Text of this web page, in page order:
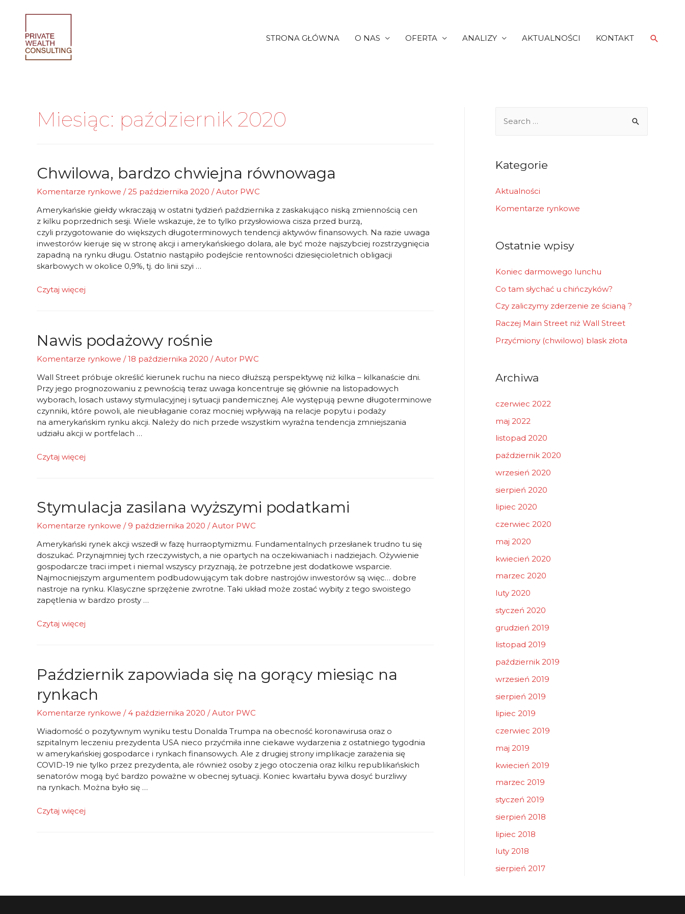
STRONA GŁÓWNA
O NAS OFERTA ANALIZY AKTUALNOŚCI KONTAKT Search
Miesiąc: październik 2020
Chwilowa, bardzo chwiejna równowaga
Komentarze rynkowe /25 października 2020 / Autor PWC
Amerykańskie giełdy wkraczają w ostatni tydzień października z zaskakująco niską zmiennością cen
z kilku poprzednich sesji. Wiele wskazuje, że to tylko przysłowiowa cisza przed burzą,
czyli przygotowanie do większych długoterminowych tendencji aktywów finansowych. Na razie uwaga
inwestorów kieruje się w stronę akcji i amerykańskiego dolara, ale być może najszybciej rozstrzygnięcia
zapadną na rynku długu. Ostatnio nastąpiło podejście rentowności dziesięcioletnich obligacji
skarbowych w okolice 0,9%, tj. do linii szyi …
Chwilowa,
Czytaj więcej
Nawis podażowy rośnie
Komentarze rynkowe /18 października 2020 / Autor PWC
Wall Street próbuje określić kierunek ruchu na nieco dłuższą perspektywę niż kilka – kilkanaście dni.
Przy jego prognozowaniu z pewnością teraz uwaga koncentruje się głównie na listopadowych
wyborach, losach ustawy stymulacyjnej i sytuacji pandemicznej. Ale występują pewne długoterminowe
czynniki, które powoli, ale nieubłaganie coraz mocniej wpływają na relacje popytu i podaży
na amerykańskim rynku akcji. Należy do nich przede wszystkim wyraźna tendencja zmniejszania
udziału akcji w portfelach …
Nawis
Czytaj więcej
Stymulacja zasilana wyższymi podatkami
Komentarze rynkowe / 9 października 2020 / Autor PWC
Amerykański rynek akcji wszedł w fazę hurraoptymizmu. Fundamentalnych przesłanek trudno tu się
doszukać. Przynajmniej tych rzeczywistych, a nie opartych na oczekiwaniach i nadziejach. Ożywienie
gospodarcze traci impet i niemal wszyscy przyznają, że potrzebne jest dodatkowe wsparcie.
Najmocniejszym argumentem podbudowującym tak dobre nastrojów inwestorów są więc… dobre
nastroje na rynku. Klasyczne sprzężenie zwrotne. Taki układ może zostać wybity z tego swoistego
zapętlenia w bardzo prosty …
Stymulacja
Czytaj więcej
Październik zapowiada się na gorący miesiąc na
rynkach
Komentarze rynkowe / 4 października 2020 / Autor PWC
Wiadomość o pozytywnym wyniku testu Donalda Trumpa na obecność koronawirusa oraz o
szpitalnym leczeniu prezydenta USA nieco przyćmiła inne ciekawe wydarzenia z ostatniego tygodnia
w amerykańskiej gospodarce i rynkach finansowych. Ale z drugiej strony implikacje zarażenia się
COVID-19 nie tylko przez prezydenta, ale również osoby z jego otoczenia oraz kilku republikańskich
senatorów mogą być bardzo poważne w obecnej sytuacji. Koniec kwartału bywa dosyć burzliwy
na rynkach. Można było się …
Październik
Czytaj więcej
r
h
f
Kategorie
Aktualności
Komentarze rynkowe
Ostatnie wpisy
Koniec darmowego lunchu
Co tam słychać u chińczyków?
Czy zaliczymy zderzenie ze ścianą ?
Raczej Main Street niż Wall Street
Przyćmiony (chwilowo) blask złota
Archiwa
czerwiec 2022
maj 2022
listopad 2020
październik 2020
wrzesień 2020
sierpień 2020
lipiec 2020
czerwiec 2020
maj 2020
kwiecień 2020
marzec 2020
luty 2020
styczeń 2020
grudzień 2019
listopad 2019
październik 2019
wrzesień 2019
sierpień 2019
lipiec 2019
czerwiec 2019
maj 2019
kwiecień 2019
marzec 2019
styczeń 2019
sierpień 2018
lipiec 2018
luty 2018
sierpień 2017